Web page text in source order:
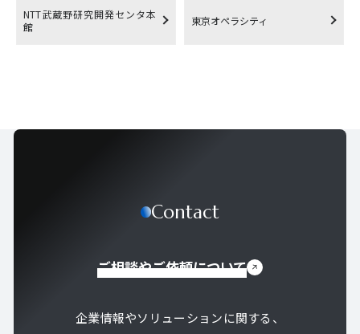
NTT武蔵野研究開発センタ本
館
東京オペラシティ
Contact
ご相談やご依頼について
企業情報やソリューションに関する、